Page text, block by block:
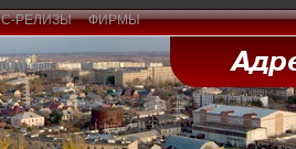
РЕЛИЗЫ ФИРМЫ